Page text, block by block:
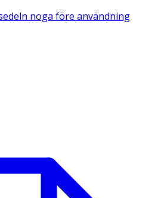
noga före användning